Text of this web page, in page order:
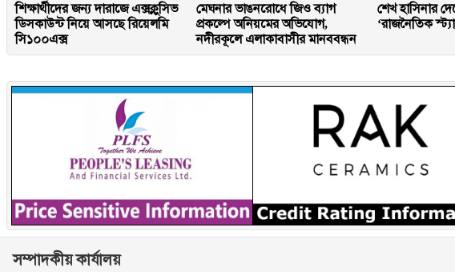
শিক্ষার্থীদের জন্য দারাজে এক্সক্লুসিভ
ডিসকাউন্ট নিয়ে আসছে রিয়েলমি
সি১০০এক্স
মেঘনার ভাঙনরোধে জিও ব্যাগ
প্রকল্পে অনিয়মের অভিযোগ,
নদীরকূলে এলাকাবাসীর মানববন্ধন
শেখ হাসিনার
‘রাজনৈতিক
সম্পাদকীয় কার্যালয়